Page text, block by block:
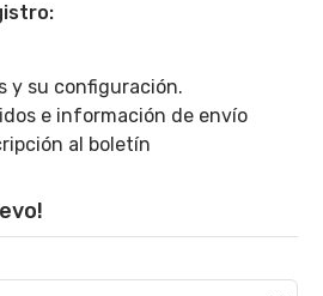
y su configuración.
e información de envío
al boletín